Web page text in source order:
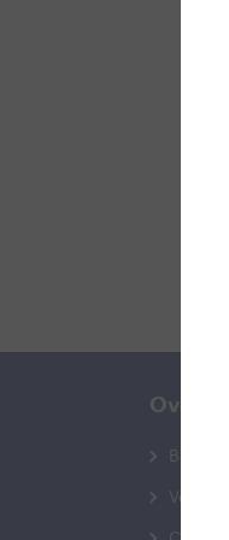
Over